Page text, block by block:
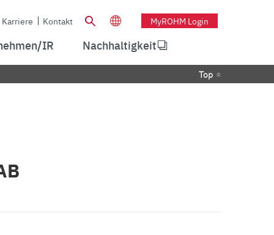
Karriere Kontakt MyROHM Login
IR Nachhaltigkeit
Top